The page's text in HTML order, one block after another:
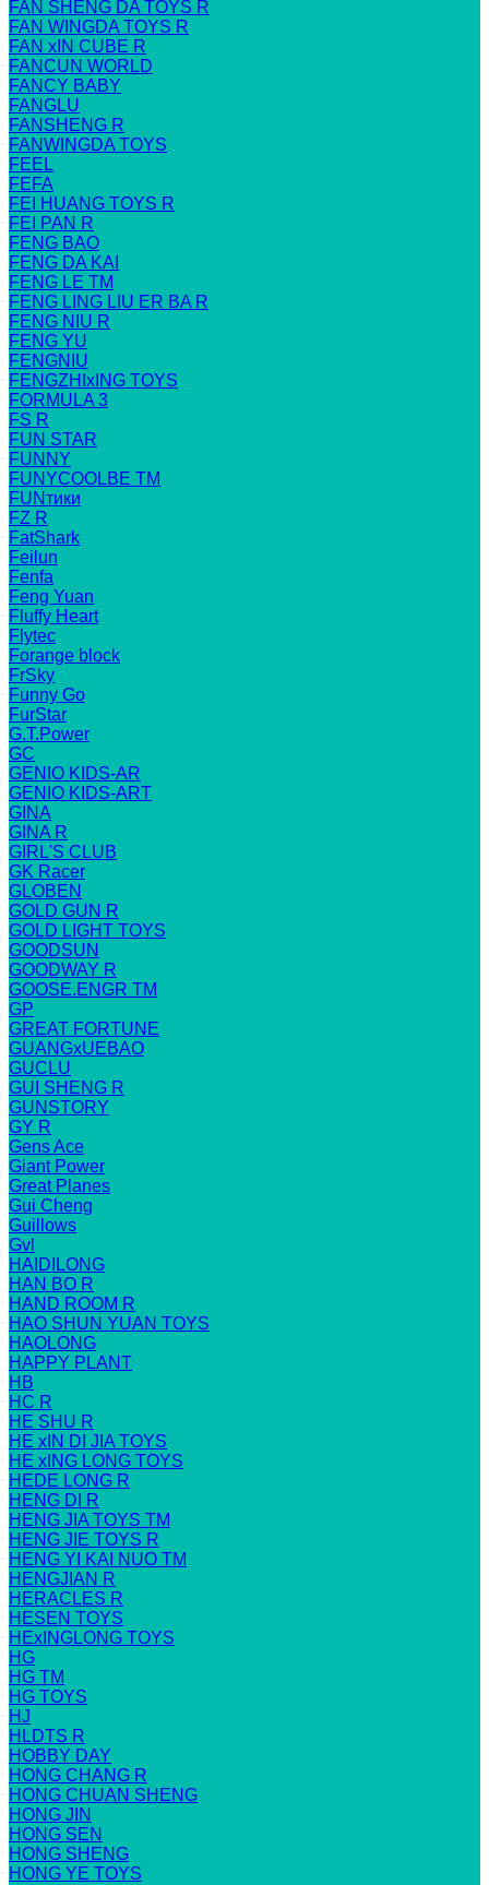
FAN SHENG DA TOYS R
FAN WINGDA TOYS R
FAN xIN CUBE R
FANCUN WORLD
FANCY BABY
FANGLU
FANSHENG R
FANWINGDA TOYS
FEEL
FEFA
FEI HUANG TOYS R
FEI PAN R
FENG BAO
FENG DA KAI
FENG LE TM
FENG LING LIU ER BA R
FENG NIU R
FENG YU
FENGNIU
FENGZHIxING TOYS
FORMULA 3
FS R
FUN STAR
FUNNY
FUNYCOOLBE TM
FUNтики
FZ R
FatShark
Feilun
Fenfa
Feng Yuan
Fluffy Heart
Flytec
Forange block
FrSky
Funny Go
FurStar
G.T.Power
GC
GENIO KIDS-AR
GENIO KIDS-ART
GINA
GINA R
GIRL'S CLUB
GK Racer
GLOBEN
GOLD GUN R
GOLD LIGHT TOYS
GOODSUN
GOODWAY R
GOOSE.ENGR TM
GP
GREAT FORTUNE
GUANGxUEBAO
GUCLU
GUI SHENG R
GUNSTORY
GY R
Gens Ace
Giant Power
Great Planes
Gui Cheng
Guillows
Gvl
HAIDILONG
HAN BO R
HAND ROOM R
HAO SHUN YUAN TOYS
HAOLONG
HAPPY PLANT
HB
HC R
HE SHU R
HE xIN DI JIA TOYS
HE xING LONG TOYS
HEDE LONG R
HENG DI R
HENG JIA TOYS TM
HENG JIE TOYS R
HENG YI KAI NUO TM
HENGJIAN R
HERACLES R
HESEN TOYS
HExINGLONG TOYS
HG
HG TM
HG TOYS
HJ
HLDTS R
HOBBY DAY
HONG CHANG R
HONG CHUAN SHENG
HONG JIN
HONG SEN
HONG SHENG
HONG YE TOYS